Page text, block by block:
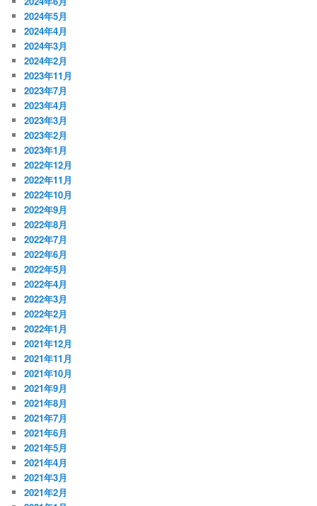
2024年5月
2024年4月
2024年3月
2024年2月
2023年11月
2023年7月
2023年4月
2023年3月
2023年2月
2023年1月
2022年12月
2022年11月
2022年10月
2022年9月
2022年8月
2022年7月
2022年6月
2022年5月
2022年4月
2022年3月
2022年2月
2022年1月
2021年12月
2021年11月
2021年10月
2021年9月
2021年8月
2021年7月
2021年6月
2021年5月
2021年4月
2021年3月
2021年2月